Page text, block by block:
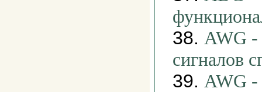
38. AWG -
сигналов
39. AWG -